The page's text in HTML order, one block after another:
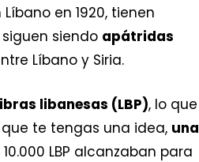
en 1920, tienen
siendo apátridas
Líbano y Siria.
libanesas (LBP), lo que
te tengas una idea, una
10.000 LBP alcanzaban para